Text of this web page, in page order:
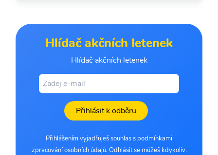
Hlídač akčních letenek
Hlídač akčních letenek
Přihlásit k odběru
Přihlášením vyjadřuješ souhlas s podmínkami
zpracování osobních údajů. Odhlásit se můžeš kdykoliv.